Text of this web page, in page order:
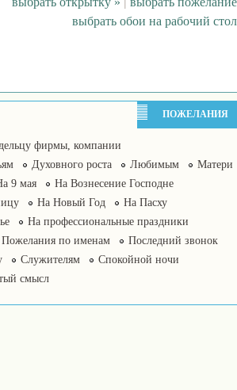
выбрать обои на рабочий
ПОЖЕЛАНИЯ
фирмы, компании
Духовного роста Любимым
Матери
9 мая
На Вознесение Господне
На Новый Год
На Пасху
На профессиональные праздники
Пожелания по именам
Последний звонок
Служителям
Спокойной ночи
смысл